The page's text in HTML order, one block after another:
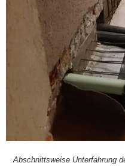
Abschnitts­wei­se Unt­er­fah­rung